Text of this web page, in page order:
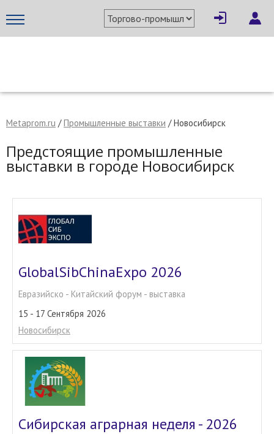
МЕТАПРОМ - российский торгово-промышленный портал
Metaprom.ru /Промышленные выставки / Новосибирск
Предстоящие промышленные
выставки в городе Новосибирск
GlobalSibChinaExpo 2026
Евразийско - Китайский форум - выставка
15 - 17 Сентября 2026
Новосибирск
Сибирская аграрная неделя - 2026